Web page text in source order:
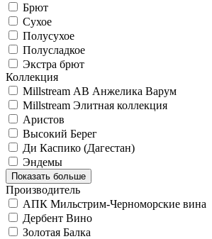
Брют
Сухое
Полусухое
Полусладкое
Экстра брют
Коллекция
Millstream АВ Анжелика Варум
Millstream Элитная коллекция
Аристов
Высокий Берег
Ди Каспико (Дагестан)
Эндемы
Показать больше
Производитель
АПК Мильстрим-Черноморские вина
Дербент Вино
Золотая Балка